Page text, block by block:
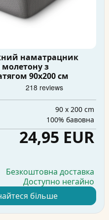
наматрацник
молетону з
90x200 см
90 x 200 cm
100% бавовна
24,95 EUR
Безкоштовна доставка
Доступно негайно
більше